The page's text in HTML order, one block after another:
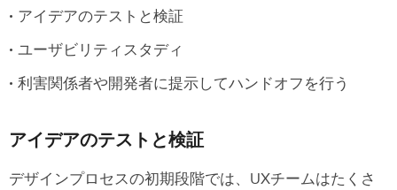
ヒント3 – UXPinを使用してより良いモバ
イルアプリのプロトタイプを作成する
ヒント4 – 脇道にそれるな!
アイデアのテストと検証
ユーザビリティスタディ
利害関係者や開発者に提示してハンドオフを行う
アイデアのテストと検証
デザインプロセスの初期段階では、UXチームはたくさ